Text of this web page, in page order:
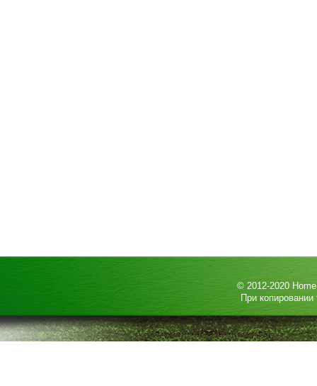
© 2012-2020
При